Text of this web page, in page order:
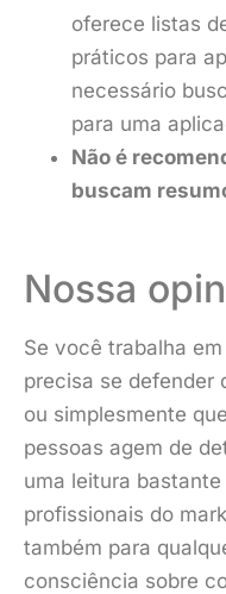
oferece listas
práticos para
necessário
para uma
Não é
buscam
Nossa
Se você trabalha
precisa se defender
ou simplesmente
pessoas agem de
uma leitura
profissionais do
também para
consciência sobre